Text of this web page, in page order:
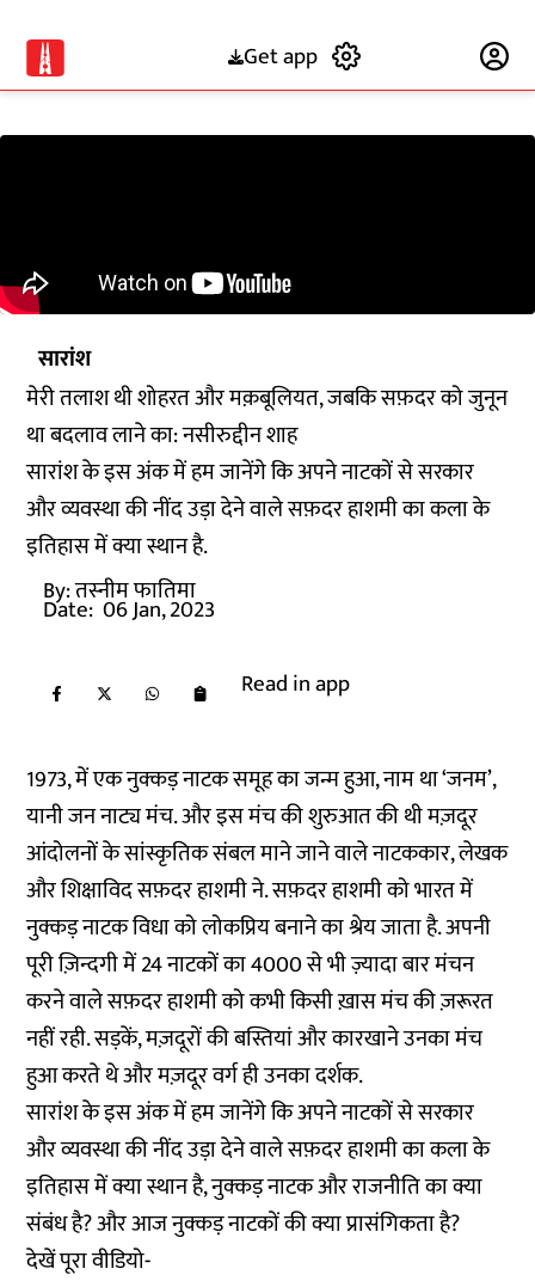
Get app
सारांश
मेरी तलाश थी शोहरत और मक़बूलियत, जबकि सफ़दर को जुनून
था बदलाव लाने का: नसीरुद्दीन शाह
सारांश के इस अंक में हम जानेंगे कि अपने नाटकों से सरकार
और व्यवस्था की नींद उड़ा देने वाले सफ़दर हाशमी का कला के
इतिहास में क्या स्थान है.
By:तस्नीम फातिमा
Date: 06 Jan, 2023
Read in app
1973, में एक नुक्कड़ नाटक समूह का जन्म हुआ, नाम था ‘जनम’,
यानी जन नाट्य मंच. और इस मंच की शुरुआत की थी मज़दूर
आंदोलनों के सांस्कृतिक संबल माने जाने वाले नाटककार, लेखक
और शिक्षाविद सफ़दर हाशमी ने. सफ़दर हाशमी को भारत में
नुक्कड़ नाटक विधा को लोकप्रिय बनाने का श्रेय जाता है. अपनी
पूरी ज़िन्दगी में 24 नाटकों का 4000 से भी ज़्यादा बार मंचन
करने वाले सफ़दर हाशमी को कभी किसी ख़ास मंच की ज़रूरत
नहीं रही. सड़कें, मज़दूरों की बस्तियां और कारखाने उनका मंच
हुआ करते थे और मज़दूर वर्ग ही उनका दर्शक.
सारांश के इस अंक में हम जानेंगे कि अपने नाटकों से सरकार
और व्यवस्था की नींद उड़ा देने वाले सफ़दर हाशमी का कला के
इतिहास में क्या स्थान है, नुक्कड़ नाटक और राजनीति का क्या
संबंध है? और आज नुक्कड़ नाटकों की क्या प्रासंगिकता है?
देखें पूरा वीडियो-